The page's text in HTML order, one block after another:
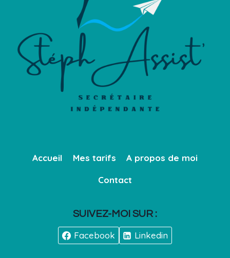
Accueil Mes tarifs A propos de moi
Contact
SUIVEZ-MOI SUR :
Facebook Linkedin